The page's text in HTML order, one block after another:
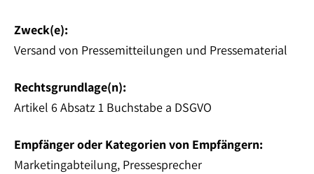
Zweck(e):
Versand von Pressemitteilungen und Pressematerial
Rechtsgrundlage(n):
Artikel 6 Absatz 1 Buchstabe a DSGVO
Empfänger oder Kategorien von Empfängern:
Marketingabteilung, Pressesprecher